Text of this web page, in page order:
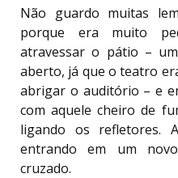
Não guardo muitas
porque era muito
atravessar o pátio –
aberto, já que o teatro
abrigar o auditório – e
com aquele cheiro de
ligando os refletores.
entrando em um
cruzado.